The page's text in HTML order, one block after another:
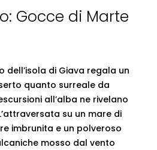
Gocce di Marte
dell’isola di Giava regala un
quanto surreale da
all’alba ne rivelano
su un mare di
imbrunita e un polveroso
mosso dal vento